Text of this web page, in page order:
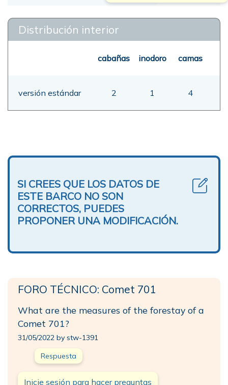
Distribución interior
cabañas inodoro camas
versión estándar 2 1 4
SI CREES QUE LOS DATOS DE
ESTE BARCO NO SON
CORRECTOS, PUEDES
PROPONER UNA MODIFICACIÓN.
FORO TÉCNICO: Comet 701
What are the measures of the forestay of a
Comet 701?
31/05/2022 by stw-1391
Respuesta
Inicie sesión para hacer preguntas